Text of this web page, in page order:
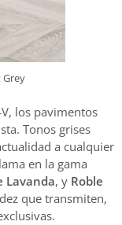
Grey
los pavimentos
Tonos grises
a cualquier
en la gama
Lavanda, y Roble
que transmiten,